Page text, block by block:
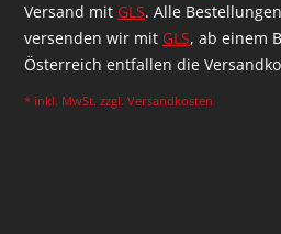
Versand mit GLS. Alle
versenden wir mit GLS, ab einem
Österreich entfallen die
* inkl. MwSt. zzgl. Versandkosten